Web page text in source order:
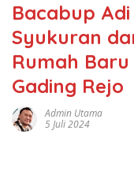
Bacabup
Syukuran
Rumah
Gading Rejo
Admin Utama
5 Juli 2024